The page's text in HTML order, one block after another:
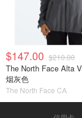
$147.00 $210.00
The North Face Alta
烟灰色
The North Face CA